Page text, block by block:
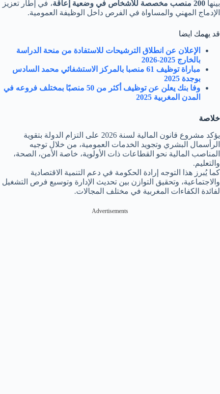
بينها 200 منصب مخصصة للأشخاص في وضعية إعاقة
، في إطار تعزيز
الإدماج المهني والمساواة في الفرص داخل الوظيفة العمومية.
قد يهمك ايضا
الإعلان عن انطلاق الترشيحات للاستفادة من منحة الدراسة
بالخارج 2025-2026
مباراة توظيف 61 منصبا بالمركز الاستشفائي محمد السادس
بوجدة 2025
وفا بنك يعلن عن توظيف أكثر من 50 منصبًا بمختلف فروعه في
المدن المغربية 2025
خلاصة
يؤكد مشروع قانون المالية لسنة 2026 على التزام الدولة بتقوية
الرأسمال البشري وتجويد الخدمات العمومية، من خلال توجيه
المناصب المالية نحو القطاعات ذات الأولوية، خاصة الأمن، الصحة،
والتعليم.
كما يُبرز هذا التوجه إرادة الحكومة في دعم التنمية الاقتصادية
والاجتماعية، وتحقيق التوازن بين تحديث الإدارة وتوسيع فرص التشغيل
لفائدة الكفاءات المغربية في مختلف المجالات.
Advertisements